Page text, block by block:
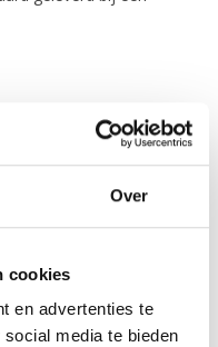
Over
cookies
en advertenties te
media te bieden